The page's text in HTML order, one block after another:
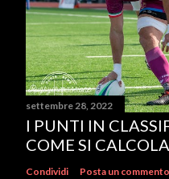
settembre 28, 2022
I PUNTI IN
COME SI
Condividi Posta un commento